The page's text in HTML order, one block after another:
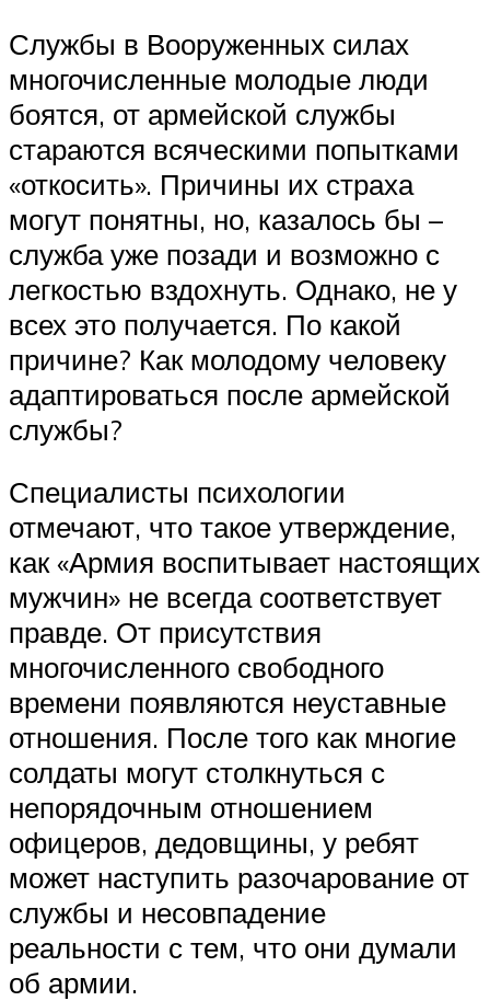
Службы в Вооруженных силах
многочисленные молодые люди
боятся, от армейской службы
стараются всяческими попытками
«откосить». Причины их страха
могут понятны, но, казалось бы –
служба уже позади и возможно с
легкостью вздохнуть. Однако, не у
всех это получается. По какой
причине? Как молодому человеку
адаптироваться после армейской
службы?
Специалисты психологии
отмечают, что такое утверждение,
как «Армия воспитывает настоящих
мужчин» не всегда соответствует
правде. От присутствия
многочисленного свободного
времени появляются неуставные
отношения. После того как многие
солдаты могут столкнуться с
непорядочным отношением
офицеров, дедовщины, у ребят
может наступить разочарование от
службы и несовпадение
реальности с тем, что они думали
об армии.